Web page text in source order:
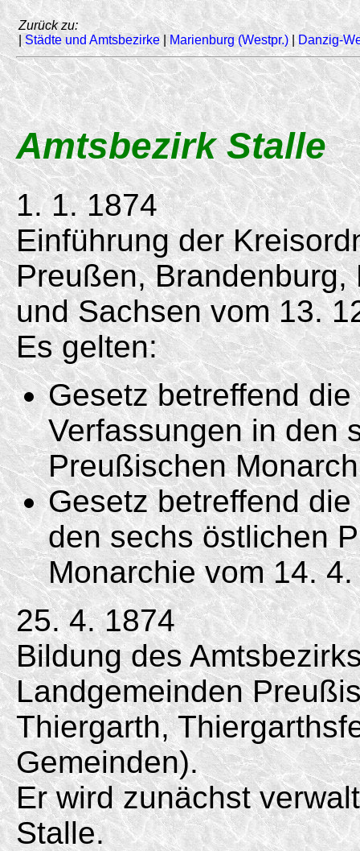
Zurück zu:
| Städte und Amtsbezirke|Marienburg (Westpr.)| Danzig-
Amtsbezirk Stalle
1. 1. 1874
Einführung der
Preußen,
und Sachsen vom13.
Es gelten:
Gesetz betreffend
Verfassungen in den
Preußischen
Gesetz betreffend
den sechs östlichen
Monarchie vom14.
25. 4. 1874
Bildung des
Landgemeinden
Thiergarth,
Gemeinden).
Er wird zunächst
Stalle.